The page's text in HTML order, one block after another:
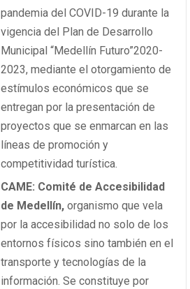
pandemia del COVID-19 durante la
vigencia del Plan de Desarrollo
Municipal “Medellín Futuro”2020-
2023, mediante el otorgamiento de
estímulos económicos que se
entregan por la presentación de
proyectos que se enmarcan en las
líneas de promoción y
competitividad turística.
CAME: Comité de Accesibilidad
de Medellín, organismo que vela
por la accesibilidad no solo de los
entornos físicos sino también en el
transporte y tecnologías de la
información. Se constituye por